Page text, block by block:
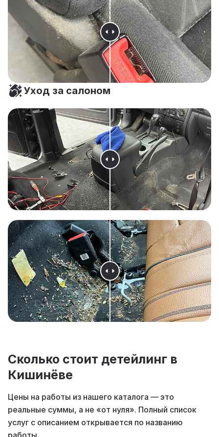
Уход за салоном
Сколько стоит детейлинг в
Кишинёве
Цены на работы из нашего каталога — это
реальные суммы, а не «от нуля». Полный список
услуг с описанием открывается по названию
работы.